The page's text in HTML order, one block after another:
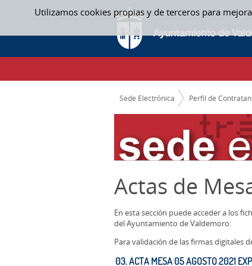
Utilizamos cookies propias y de terceros para
Saltar al contenido
ACTAS MESAS CONTRATACION
CAMINO DE MIGAS
Sede Electrónica Perfil de
Actas de
En esta sección puede acceder a los
del Ayuntamiento de Valdemoro.
Para validación de las firmas digitales
03. ACTA MESA 05 AGOSTO 2021